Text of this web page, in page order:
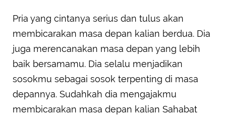
Pria yang cintanya serius dan tulus akan
membicarakan masa depan kalian berdua. Dia
juga merencanakan masa depan yang lebih
baik bersamamu. Dia selalu menjadikan
sosokmu sebagai sosok terpenting di masa
depannya. Sudahkah dia mengajakmu
membicarakan masa depan kalian Sahabat